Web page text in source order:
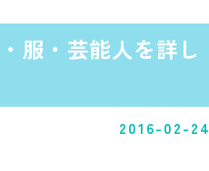
服・芸能人を詳し
2016-02-24